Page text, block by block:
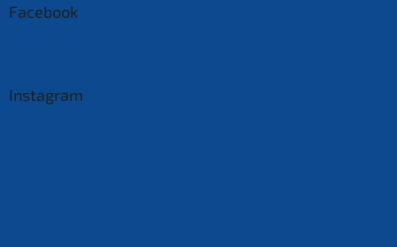
Facebook
Instagram